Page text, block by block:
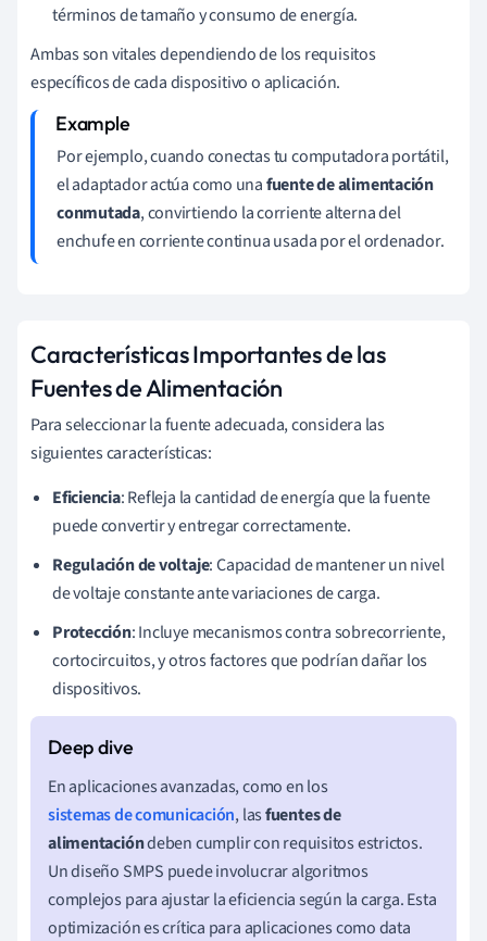
términos de tamaño y consumo de energía.
Ambas son vitales dependiendo de los requisitos
específicos de cada dispositivo o aplicación.
Por ejemplo, cuando conectas tu computadora portátil,
el adaptador actúa como unafuente de alimentación
conmutada, convirtiendo la corriente alterna del
enchufe en corriente continua usada por el ordenador.
Características Importantes de las
Fuentes de Alimentación
Para seleccionar la fuente adecuada, considera las
siguientes características:
Eficiencia: Refleja la cantidad de energía que la fuente
puede convertir y entregar correctamente.
Regulación de voltaje: Capacidad de mantener un nivel
de voltaje constante ante variaciones de carga.
Protección: Incluye mecanismos contra sobrecorriente,
cortocircuitos, y otros factores que podrían dañar los
dispositivos.
En aplicaciones avanzadas, como en los
sistemas de comunicación, lasfuentes de
alimentacióndeben cumplir con requisitos estrictos.
Un diseño SMPS puede involucrar algoritmos
complejos para ajustar la eficiencia según la carga. Esta
optimización es crítica para aplicaciones como data